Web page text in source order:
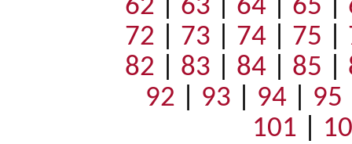
62
63 64 65
72
73 74 75
82
83 84 85
92
93 94 95
101